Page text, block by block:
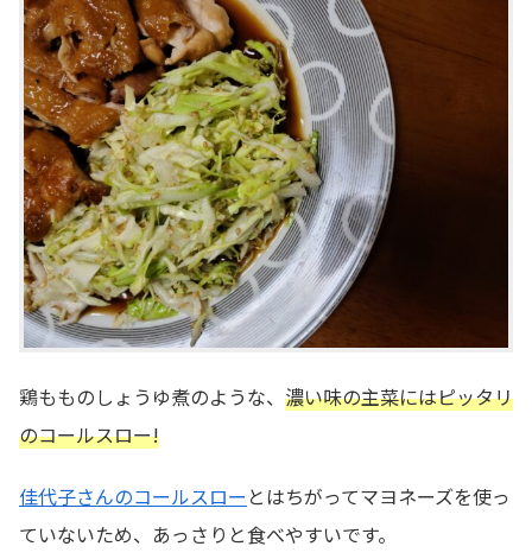
鶏もものしょうゆ煮のような、 濃い味の主菜にはピッタリ
のコールスロー!
佳代子さんのコールスロー とはちがってマヨネーズを使っ
ていないため、あっさりと食べやすいです。